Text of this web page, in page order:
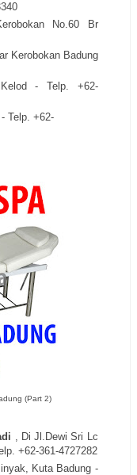
No.60 Br
Kerobokan Badung
- Telp. +62-
Telp. +62-
(Part 2)
, Di Jl.Dewi Sri Lc
+62-361-4727282
Kuta Badung -